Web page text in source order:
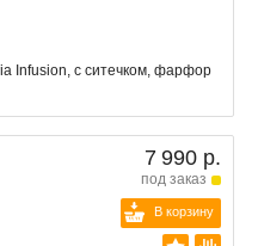
Infusion, с ситечком, фарфор
7 990 р.
под заказ
В корзину